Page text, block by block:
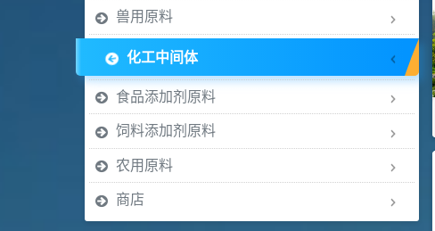
兽用原料
化工中间体
食品添加剂原料
饲料添加剂原料
农用原料
商店